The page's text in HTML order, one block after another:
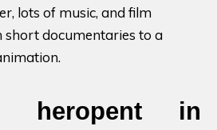
lots of music, and film
short documentaries to a
heropent in